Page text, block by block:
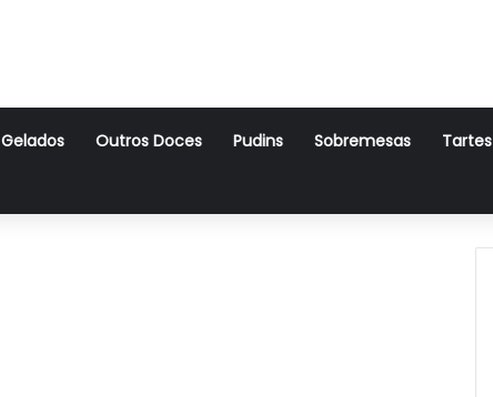
Gelados Outros Doces Pudins Sobremesas Tartes